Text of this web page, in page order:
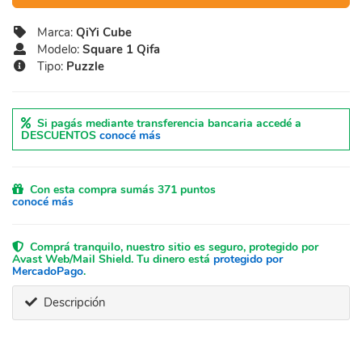
Marca: QiYi Cube
Modelo: Square 1 Qifa
Tipo: Puzzle
Si pagás mediante transferencia bancaria accedé a
DESCUENTOS conocé más
Con esta compra sumás 371 puntos
conocé más
Comprá tranquilo, nuestro sitio es seguro, protegido por
Avast Web/Mail Shield. Tu dinero está protegido por
MercadoPago.
Descripción